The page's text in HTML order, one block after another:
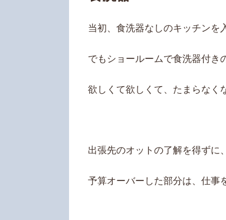
当初、食洗器なしのキッチンを
でもショールームで食洗器付き
欲しくて欲しくて、たまらなく
出張先のオットの了解を得ずに
予算オーバーした部分は、仕事